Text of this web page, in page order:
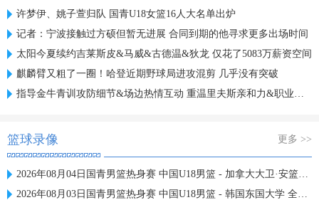
许梦伊、姚子萱归队 国青U18女篮16人大名单出炉
记者：宁波接触过方硕但暂无进展 合同到期的他寻求更多出场时间
太阳今夏续约吉莱斯皮&马威&古德温&狄龙 仅花了5083万薪资空间
麒麟臂又粗了一圈！哈登近期野球局进攻混剪 几乎没有突破
指导金牛青训攻防细节&场边热情互动 重温里夫斯亲和力&职业态度
篮球录像 更多 >>
2026年08月04日国青男篮热身赛 中国U18男篮 - 加拿大大卫·安篮球学院 全场录像
2026年08月03日国青男篮热身赛 中国U18男篮 - 韩国东国大学 全场录像